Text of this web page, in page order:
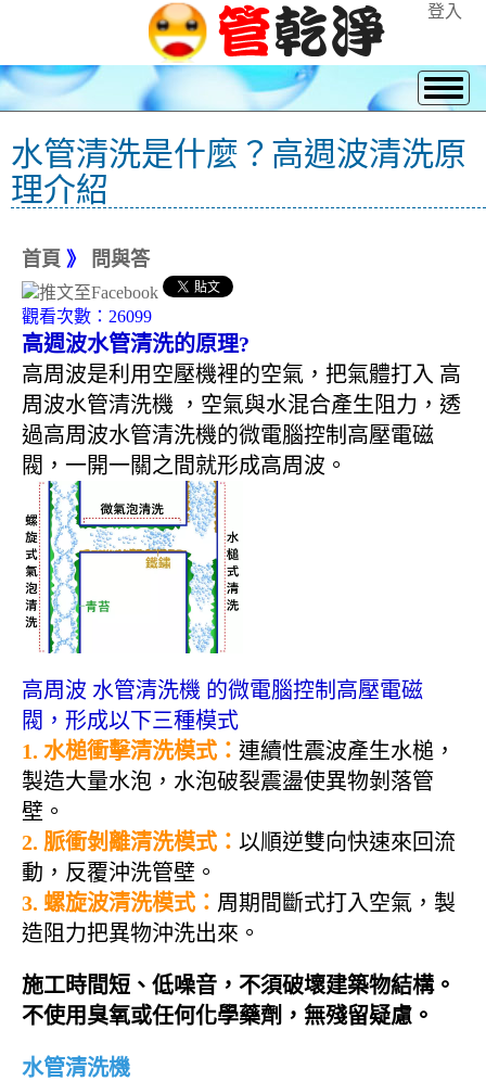
登入
水管清洗是什麼？高週波清洗原
理介紹
首頁 》 問與答
觀看次數：26099
高週波水管清洗的原理?
高周波是利用空壓機裡的空氣，把氣體打入 高
周波水管清洗機 ，空氣與水混合產生阻力，透
過高周波水管清洗機的微電腦控制高壓電磁
閥，一開一關之間就形成高周波。
高周波 水管清洗機 的微電腦控制高壓電磁
閥，形成以下三種模式
1. 水槌衝擊清洗模式： 連續性震波產生水槌，
製造大量水泡，水泡破裂震盪使異物剝落管
壁。
2. 脈衝剝離清洗模式： 以順逆雙向快速來回流
動，反覆沖洗管壁 。
3. 螺旋波清洗模式： 周期間斷式打入空氣，製
造阻力把異物沖洗出來 。
施工時間短、低噪音，不須破壞建築物結構。
不使用臭氧或任何化學藥劑，無殘留疑慮。
水管清洗機